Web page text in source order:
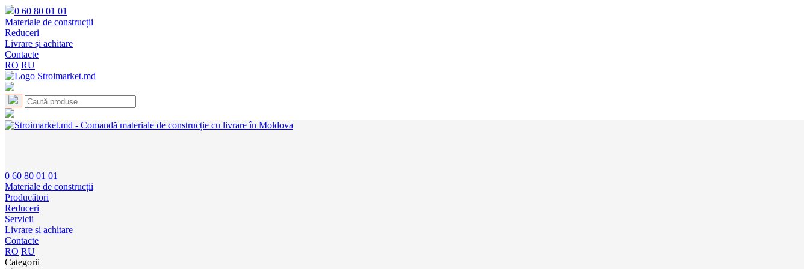
0 60 80 01 01
Materiale de construcții
Reduceri
Livrare și achitare
Contacte
RO RU
0 60 80 01 01
Materiale de construcții
Producători
Reduceri
Servicii
Livrare și achitare
Contacte
RO RU
Categorii